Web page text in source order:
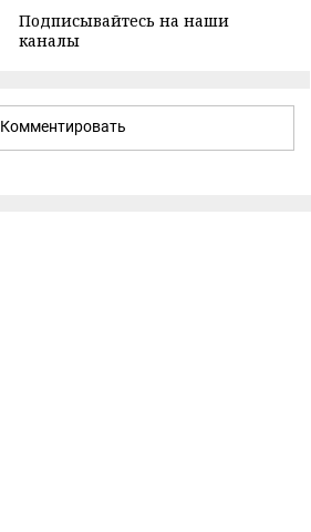
Подписывайтесь на наши
каналы
Комментировать